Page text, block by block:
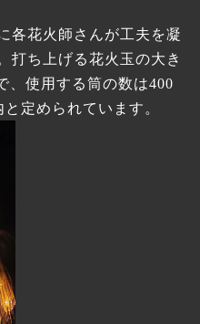
各花火師さんが工夫を凝
打ち上げる花火玉の大き
、使用する筒の数は400
定められています。